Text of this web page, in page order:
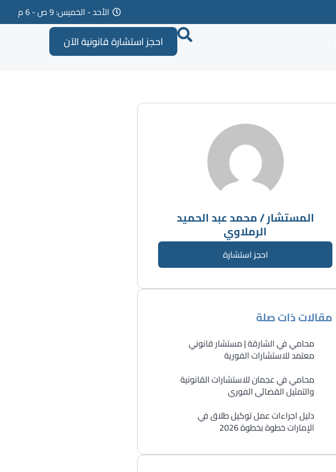
الأحد - الخميس: 9 ص - 6 م
احجز استشارة قانونية الآن
المستشار / محمد عبد الحميد
الرملاوي
احجز استشارة
مقالات ذات صلة
محامي في الشارقة | مستشار قانوني
معتمد للاستشارات الفورية
​محامي في عجمان للاستشارات القانونية
والتمثيل القضائي الفوري
دليل اجراءات عمل توكيل طلاق في
الإمارات خطوة بخطوة 2026